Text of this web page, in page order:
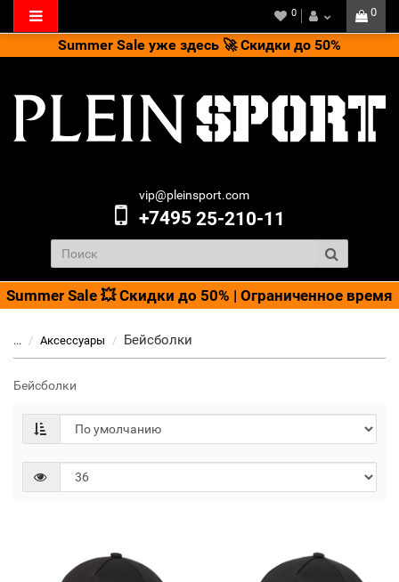
Summer Sale уже здесь 🚀 Скидки до 50%
0
0
vip@pleinsport.com
+749525-210-11
Summer Sale 💥 Скидки до 50% | Ограниченное время
... Аксессуары Бейсболки
Бейсболки